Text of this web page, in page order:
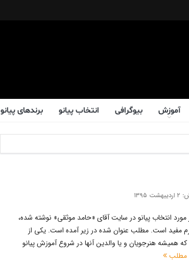
آموزش بیوگرافی انتخاب پیانو برندهای پیانو
انتخاب پیانو در سایت آقای «حامد موثقی» نوشته شده،
مفید است. مطلب عنوان شده در زیر آمده است. یکی از
همیشه هنرجویان و یا والدین آنها در شروع آموزش پیانو
مطلب